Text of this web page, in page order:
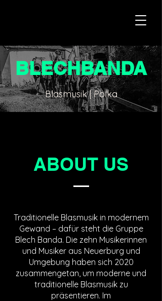
BLECHBANDA
Blasmusik | Polka
ABOUT US
Traditionelle Blasmusik in modernem
Gewand – dafür steht die Gruppe
Blech Banda. Die zehn Musikerinnen
und Musiker aus Neuerburg und
Umgebung haben sich 2020
zusammengetan, um moderne und
traditionelle Blasmusik zu
präsentieren. Im